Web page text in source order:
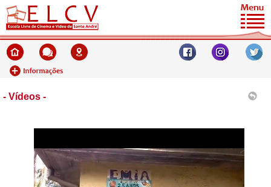
- Vídeos -